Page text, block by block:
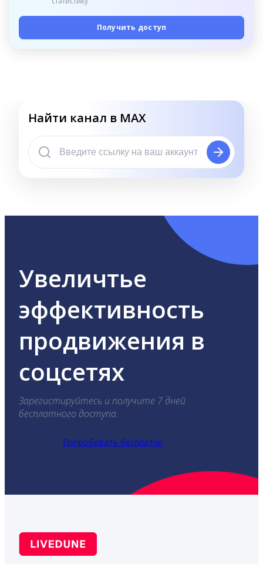
Получить доступ
Найти канал в MAX
Увеличтье
эффективность
продвижения в
соцсетях
Зарегистируйтесь и получите 7 дней
бесплатного доступа.
Попробовать бесплатно